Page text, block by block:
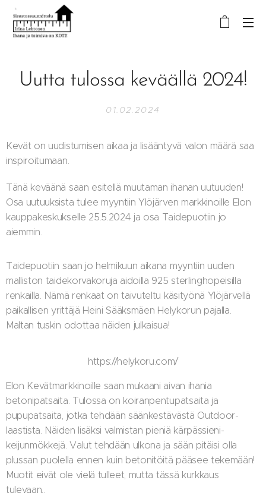
Uutta tulossa keväällä 2024!
01.02.2024
Kevät on uudistumisen aikaa ja lisääntyvä valon määrä saa
inspiroitumaan.
Tänä keväänä saan esitellä muutaman ihanan uutuuden!
Osa uutuuksista tulee myyntiin Ylöjärven markkinoille Elon
kauppakeskukselle 25.5.2024 ja osa Taidepuotiin jo
aiemmin.
Taidepuotiin saan jo helmikuun aikana myyntiin uuden
malliston taidekorvakoruja aidoilla 925 sterlinghopeisilla
renkailla. Nämä renkaat on taivuteltu käsityönä Ylöjärvellä
paikallisen yrittäjä Heini Sääksmäen Helykorun pajalla.
Maltan tuskin odottaa näiden julkaisua!
https://helykoru.com/
Elon Kevätmarkkinoille saan mukaani aivan ihania
betonipatsaita. Tulossa on koiranpentupatsaita ja
pupupatsaita, jotka tehdään säänkestävästä Outdoor-
laastista. Näiden lisäksi valmistan pieniä kärpässieni-
keijunmökkejä. Valut tehdään ulkona ja sään pitäisi olla
plussan puolella ennen kuin betonitöitä pääsee tekemään!
Muotit eivät ole vielä tulleet, mutta tässä kurkkaus
tulevaan..